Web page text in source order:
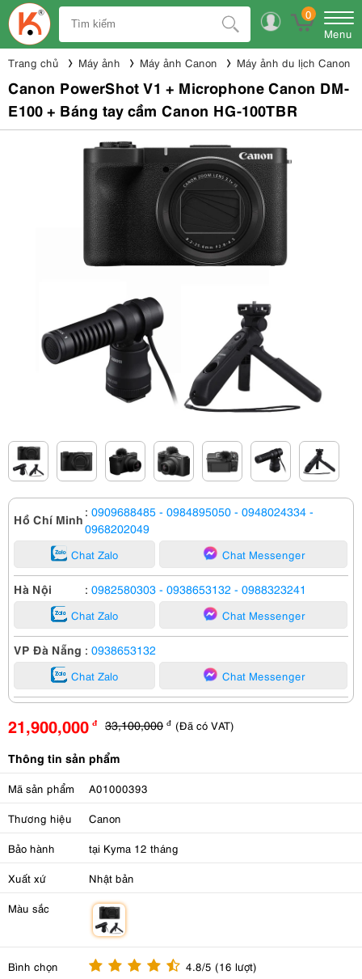
0
Menu
Trang chủ Máy ảnh Máy ảnh Canon Máy ảnh du lịch Canon
Canon PowerShot V1 + Microphone Canon DM-
E100 + Báng tay cầm Canon HG-100TBR
Hồ Chí Minh : 0909688485 - 0984895050 - 0948024334 -
0968202049
Chat Zalo Chat Messenger
Hà Nội : 0982580303 - 0938653132 - 0988323241
Chat Zalo Chat Messenger
VP Đà Nẵng : 0938653132
Chat Zalo Chat Messenger
21,900,000 đ 33,100,000 đ (Đã có VAT)
Thông tin sản phẩm
Mã sản phẩm A01000393
Thương hiệu Canon
Bảo hành tại Kyma 12 tháng
Xuất xứ Nhật bản
Màu sắc
Bình chọn 4.8/5 (16 lượt)